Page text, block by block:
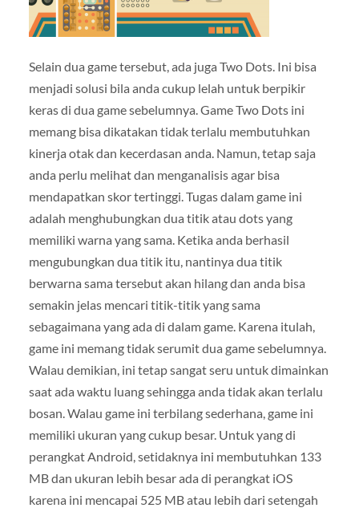
Selain dua game tersebut, ada juga Two Dots. Ini bisa
menjadi solusi bila anda cukup lelah untuk berpikir
keras di dua game sebelumnya. Game Two Dots ini
memang bisa dikatakan tidak terlalu membutuhkan
kinerja otak dan kecerdasan anda. Namun, tetap saja
anda perlu melihat dan menganalisis agar bisa
mendapatkan skor tertinggi. Tugas dalam game ini
adalah menghubungkan dua titik atau dots yang
memiliki warna yang sama. Ketika anda berhasil
mengubungkan dua titik itu, nantinya dua titik
berwarna sama tersebut akan hilang dan anda bisa
semakin jelas mencari titik-titik yang sama
sebagaimana yang ada di dalam game. Karena itulah,
game ini memang tidak serumit dua game sebelumnya.
Walau demikian, ini tetap sangat seru untuk dimainkan
saat ada waktu luang sehingga anda tidak akan terlalu
bosan. Walau game ini terbilang sederhana, game ini
memiliki ukuran yang cukup besar. Untuk yang di
perangkat Android, setidaknya ini membutuhkan 133
MB dan ukuran lebih besar ada di perangkat iOS
karena ini mencapai 525 MB atau lebih dari setengah